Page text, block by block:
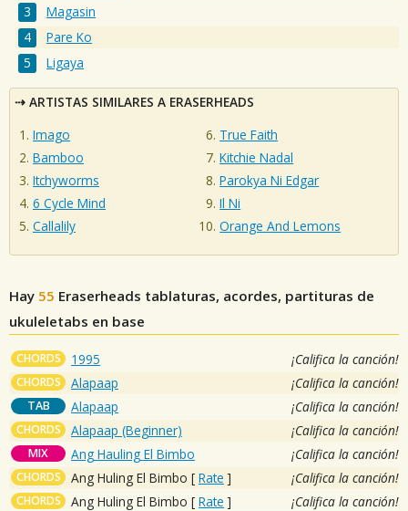
Magasin
Pare Ko
Ligaya
ARTISTAS SIMILARES A ERASERHEADS
Imago
Bamboo
Itchyworms
6 Cycle Mind
Callalily
True Faith
Kitchie Nadal
Parokya Ni Edgar
Il Ni
Orange And Lemons
Hay 55 Eraserheads tablaturas, acordes, partituras de
ukuleletabs en base
CHORDS 1995 ¡Califica la canción!
CHORDS Alapaap ¡Califica la canción!
TAB Alapaap ¡Califica la canción!
CHORDS Alapaap (Beginner) ¡Califica la canción!
MIX Ang Hauling El Bimbo ¡Califica la canción!
CHORDS Ang Huling El Bimbo [ Rate ] ¡Califica la canción!
CHORDS Ang Huling El Bimbo [ Rate ] ¡Califica la canción!